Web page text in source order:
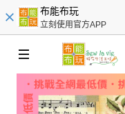
布能布玩
立刻使用官方APP